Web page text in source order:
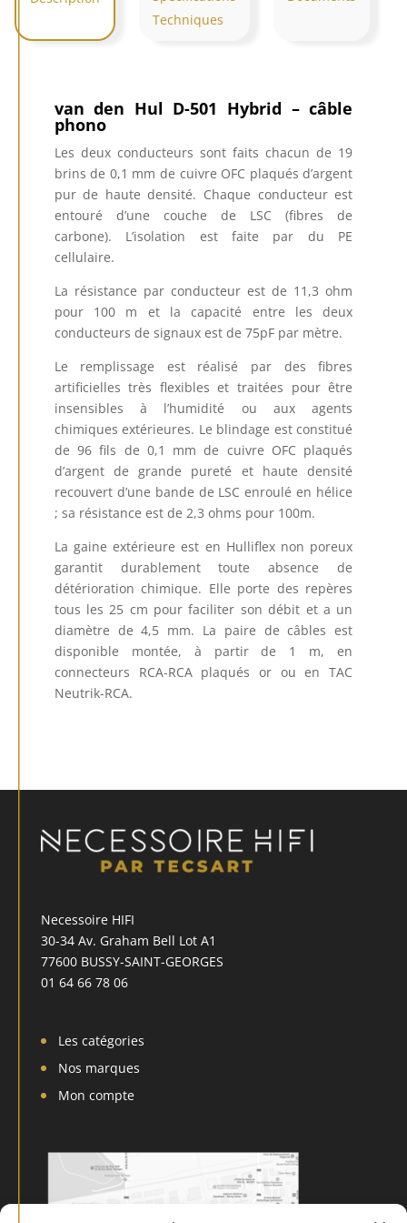
Techniques
van den Hul D-501 Hybrid – câble
phono
Les deux conducteurs sont faits chacun de 19
brins de 0,1 mm de cuivre OFC plaqués d’argent
pur de haute densité. Chaque conducteur est
entouré d’une couche de LSC (fibres de
carbone). L’isolation est faite par du PE
cellulaire.
La résistance par conducteur est de 11,3 ohm
pour 100 m et la capacité entre les deux
conducteurs de signaux est de 75pF par mètre.
Le remplissage est réalisé par des fibres
artificielles très flexibles et traitées pour être
insensibles à l’humidité ou aux agents
chimiques extérieures. Le blindage est constitué
de 96 fils de 0,1 mm de cuivre OFC plaqués
d’argent de grande pureté et haute densité
recouvert d’une bande de LSC enroulé en hélice
; sa résistance est de 2,3 ohms pour 100m.
La gaine extérieure est en Hulliflex non poreux
garantit durablement toute absence de
détérioration chimique. Elle porte des repères
tous les 25 cm pour faciliter son débit et a un
diamètre de 4,5 mm. La paire de câbles est
disponible montée, à partir de 1 m, en
connecteurs RCA-RCA plaqués or ou en TAC
Neutrik-RCA.
Necessoire HIFI
30-34 Av. Graham Bell Lot A1
77600 BUSSY-SAINT-GEORGES
01 64 66 78 06
Les catégories
Nos marques
Mon compte